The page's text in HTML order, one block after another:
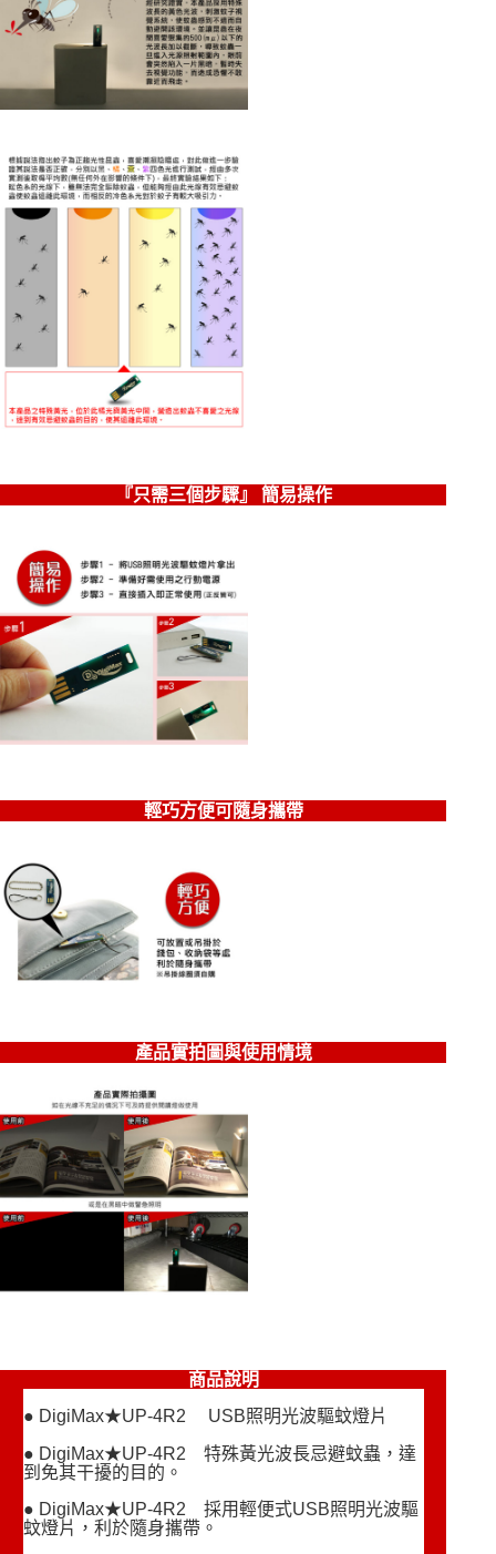
『只需三個步驟』 簡易操作
輕巧方便可隨身攜帶
產品實拍圖與使用情境
商品說明
● DigiMax★UP-4R2 USB照明光波驅蚊燈片
● DigiMax★UP-4R2 特殊黃光波長忌避蚊蟲，達
到免其干擾的目的。
● DigiMax★UP-4R2 採用輕便式USB照明光波驅
蚊燈片，利於隨身攜帶。